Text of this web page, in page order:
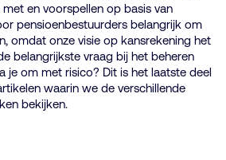
en voorspellen op basis van
pensioenbestuurders belangrijk om
omdat onze visie op kansrekening het
belangrijkste vraag bij het beheren
je om met risico? Dit is het laatste deel
waarin we de verschillende
bekijken.